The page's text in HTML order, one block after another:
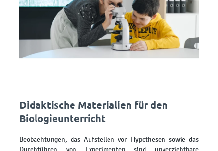
Didaktische Materialien für den
Biologieunterricht
Beobachtungen, das Aufstellen von Hypothesen sowie das